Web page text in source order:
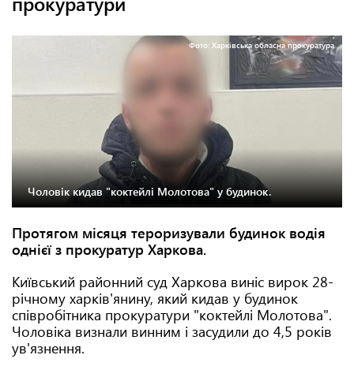
Фото: Харківська обласна прокуратура
Чоловік кидав "коктейлі Молотова" у будинок.
Протягом місяця тероризували будинок водія
однієї з прокуратур Харкова.
Київський районний суд Харкова виніс вирок 28-
річному харків'янину, який кидав у будинок
співробітника прокуратури "коктейлі Молотова".
Чоловіка визнали винним і засудили до 4,5 років
ув'язнення.